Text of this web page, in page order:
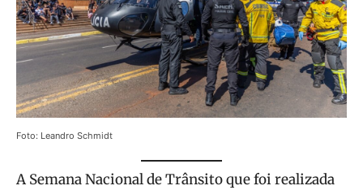
Foto: Leandro Schmidt
A Semana Nacional de Trânsito que foi realizada